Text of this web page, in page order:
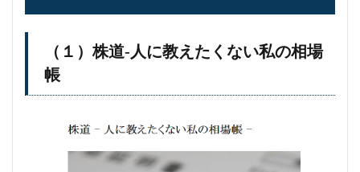
（１）株道‐人に教えたくない私の相場
帳